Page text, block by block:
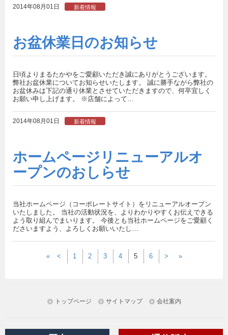
2014年08月01日 新着情報
お盆休業日のお知らせ
日頃よりまるたかやをご愛顧いただき誠にありがとうございます。
弊社お盆休業についてお知らせいたします。 誠に勝手ながら弊社の
お盆休みは下記の通り休業とさせていただきますので、何卒宜しく
お願い申し上げます。 ※店舗によって…
2014年08月01日 新着情報
ホームページリニューアルオ
ープンのおしらせ
当社ホームページ（コーポレートサイト）をリニューアルオープン
いたしました。 当社の活動状況を、よりわかりやすくお伝えできる
よう取り組んでまいります。 今後とも当社ホームページをご愛顧く
ださいますよう、よろしくお願いいたし…
« < 1 2 3 4 5 6 > »
トップページ サイトマップ 会社案内